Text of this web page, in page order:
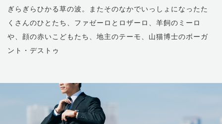
ぎらぎらひかる草の波。またそのなかでいっしょになったた
くさんのひとたち、ファゼーロとロザーロ、羊飼のミーロ
や、顔の赤いこどもたち、地主のテーモ、山猫博士のボーガ
ント・デストゥ